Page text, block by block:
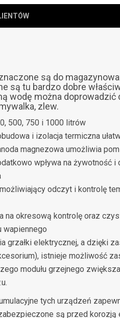
są do
są tu bardzo dobre
wodę można doprowadzić
zlew.
500, 750 i 1000 litrów
i izolacja termiczna
magnezowa umożliwia
wpływa na żywotność i
odczyt i kontrolę
na okresową kontrolę oraz
wapiennego
grzałki elektrycznej, a dzięki
istnieje możliwość
modułu grzejnego
tych urządzeń
są przed korozją